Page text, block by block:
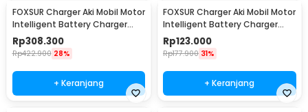
FOXSUR Charger Aki Mobil Motor
Intelligent Battery Charger
12V/24V 12A - FBC122412D
Rp308.300
Rp422.900 28%
+ Keranjang
FOXSUR Charger Aki Mobil Motor
Intelligent Battery Charger
6V/12V 2A - FBC061202D
Rp123.000
Rp177.900 31%
+ Keranjang